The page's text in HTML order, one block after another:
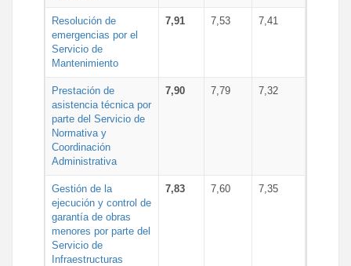
Resolución de
emergencias por el
Servicio de
Mantenimiento
7,91 7,53 7,41
Prestación de
asistencia técnica por
parte del Servicio de
Normativa y
Coordinación
Administrativa
7,90 7,79 7,32
Gestión de la
ejecución y control de
garantía de obras
menores por parte del
Servicio de
Infraestructuras
7,83 7,60 7,35